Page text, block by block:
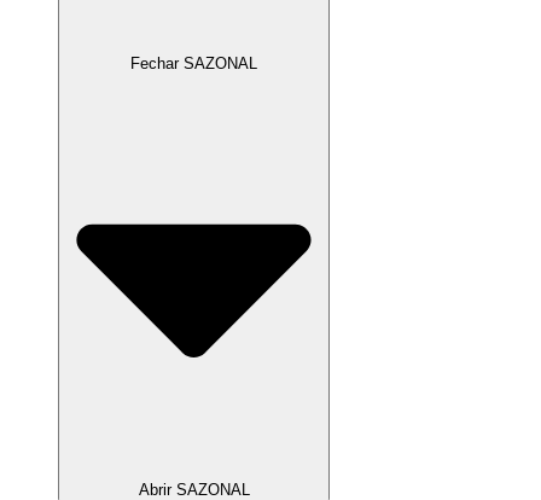
Fechar SAZONAL
Abrir SAZONAL